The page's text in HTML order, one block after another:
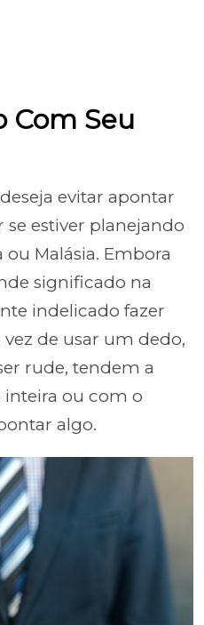
Com Seu
evitar apontar
estiver planejando
Malásia. Embora
significado na
indelicado fazer
vez de usar um dedo,
rude, tendem a
ou com o
algo.